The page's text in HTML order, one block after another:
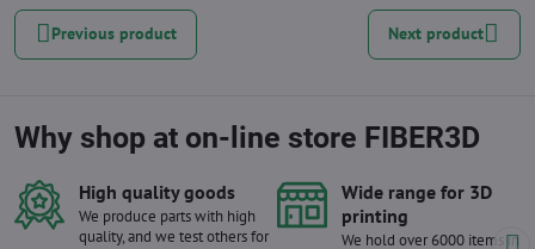
Previous product Next product
Why shop at on-line store FIBER3D
High quality goods
We produce parts with high
quality, and we test others for
Wide range for 3D
printing
We hold over 6000 items in